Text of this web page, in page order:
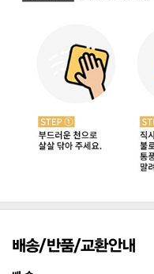
배송/반품/교환안내